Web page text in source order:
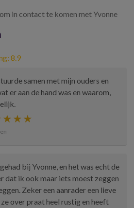
in contact te komen met Yvonne
8.9
samen met mijn ouders en
er aan de hand was en waarom,
bij Yvonne, en het was echt de
dat ik ook maar iets moest zeggen
Zeker een aanrader een lieve
over praat heel rustig en heeft